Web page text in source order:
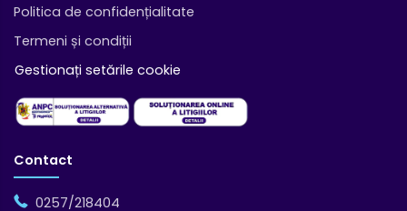
Politica de confidențialitate
Termeni și condiții
Gestionați setările cookie
Contact
0257/218404